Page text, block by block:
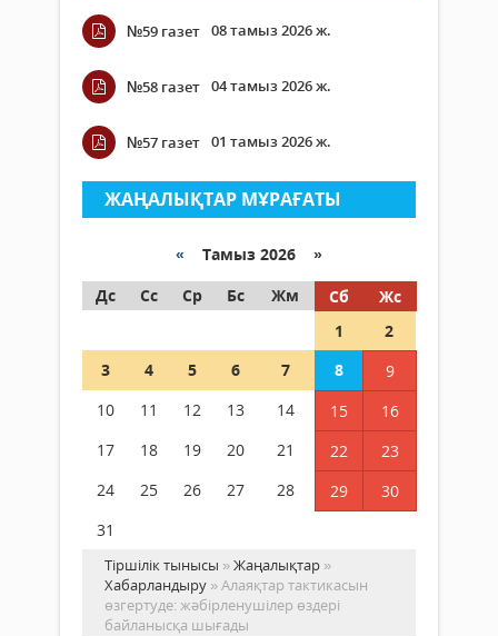
№59 газет 08 тамыз 2026 ж.
№58 газет 04 тамыз 2026 ж.
№57 газет 01 тамыз 2026 ж.
ЖАҢАЛЫҚТАР МҰРАҒАТЫ
« Тамыз 2026 »
Дс
Сс Ср Бс Жм Сб
Жс
1
2
3
4 5 6 7 8
9
10
11 12 13 14 15
16
17
18 19 20 21 22
23
24
25 26 27 28 29
30
31
Тіршілік тынысы »Жаңалықтар »
Хабарландыру » Алаяқтар тактикасын
өзгертуде: жәбірленушілер өздері
байланысқа шығады